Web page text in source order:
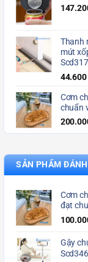
Thanh
mút
44.600
Cơm
chuẩn
SẢN PHẨM
Cơm
đạt
Gậy